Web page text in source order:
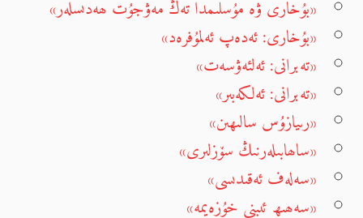
«بۇخارى ۋە مۇسلىمدا تەڭ مەۋجۇت ھەدىسلەر»
«بۇخارى: ئەدەپ ئەلمۇفرەد»
«تەبرانى: ئەلئەۋسەت»
«تەبرانى: ئەلكەبىر»
«رىيازۇس سالىھىن»
«ساھابىلەرنىڭ سۆزلىرى»
«سەلەف ئەقىدىسى»
«سەھىھ ئىبنى خۇزەيمە»